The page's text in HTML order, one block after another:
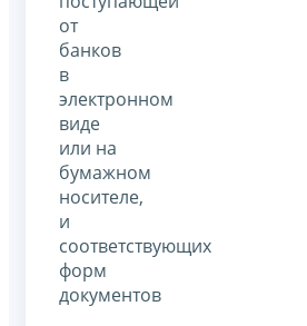
от
банков
в
электронном
виде
или на
бумажном
носителе,
и
соответствующих
форм
документов